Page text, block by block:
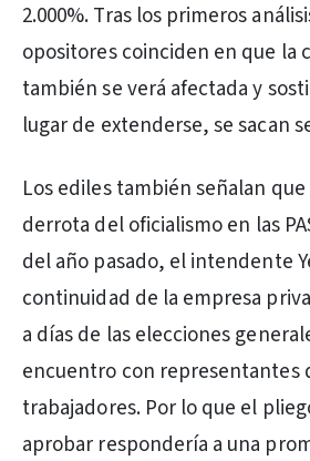
2.000%. Tras los primeros
opositores coinciden en que la
también se verá afectada y
lugar de extenderse, se sacan
Los ediles también señalan
derrota del oficialismo en las
del año pasado, el intendente
continuidad de la empresa
a días de las elecciones
encuentro con representantes
trabajadores. Por lo que el
aprobar respondería a una